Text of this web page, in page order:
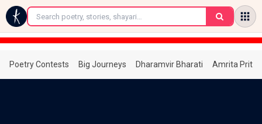
←
Poetry Contests Big Journeys Dharamvir Bharati Amrita